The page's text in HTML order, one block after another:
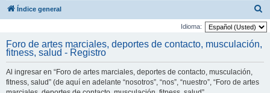
Índice general
u
Idioma:
Foro de artes marciales, deportes de contacto, musculación,
fitness, salud - Registro
Al ingresar en “Foro de artes marciales, deportes de contacto, musculación,
fitness, salud” (de aquí en adelante “nosotros”, “nos”, “nuestro”, “Foro de artes